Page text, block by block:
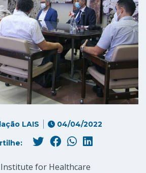
LAIS 04/04/2022
for Healthcare